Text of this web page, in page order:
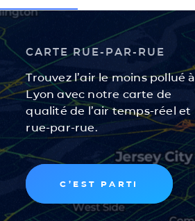
CARTE RUE-PAR-RUE
Trouvez l’air le moins pollué à
Lyon avec notre carte de
qualité de l’air temps-réel et
rue-par-rue.
C’EST PARTI